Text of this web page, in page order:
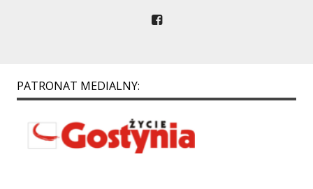
PATRONAT MEDIALNY: